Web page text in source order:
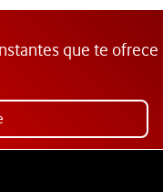
que te ofrece